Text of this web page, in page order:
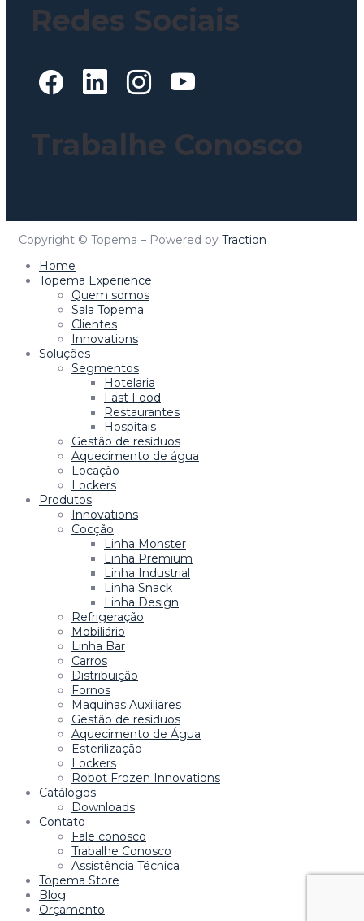
Redes Sociais
Trabalhe Conosco
Copyright © Topema – Powered by Traction
Home
Topema Experience
Quem somos
Sala Topema
Clientes
Innovations
Soluções
Segmentos
Hotelaria
Fast Food
Restaurantes
Hospitais
Gestão de resíduos
Aquecimento de água
Locação
Lockers
Produtos
Innovations
Cocção
Linha Monster
Linha Premium
Linha Industrial
Linha Snack
Linha Design
Refrigeração
Mobiliário
Linha Bar
Carros
Distribuição
Fornos
Maquinas Auxiliares
Gestão de resíduos
Aquecimento de Água
Esterilização
Lockers
Robot Frozen Innovations
Catálogos
Downloads
Contato
Fale conosco
Trabalhe Conosco
Assistência Técnica
Topema Store
Blog
Orçamento